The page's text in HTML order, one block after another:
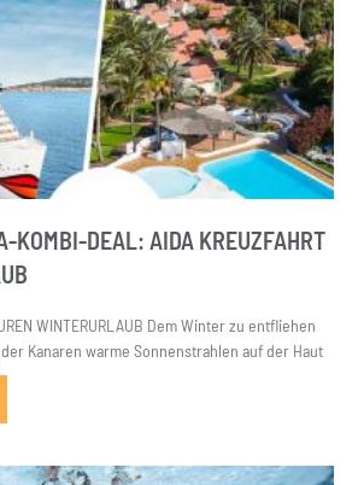
KOMBI-DEAL: AIDA KREUZFAHRT
WINTERURLAUB Dem Winter zu entfliehen
Kanaren warme Sonnenstrahlen auf der Haut